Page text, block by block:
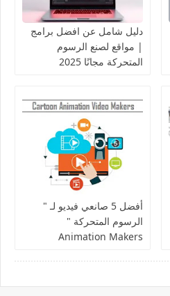
دليل شامل عن افضل برامج
| مواقع لصنع الرسوم
المتحركة مجانًا 2025
أفضل 5 صانعي فيديو لـ "
الرسوم المتحركة "
Animation Makers